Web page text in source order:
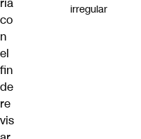
ría
co
n
el
fin
de
re
vis
irregular